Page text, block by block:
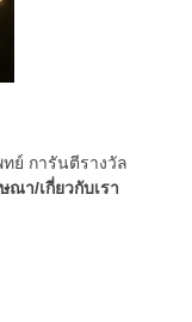
ย์ การันตีรางวัล
ณา/เกี่ยวกับเรา